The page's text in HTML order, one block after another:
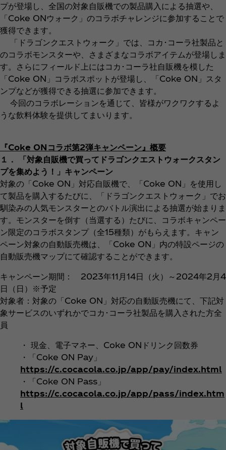
プが登場し、全国の対象自販機での製品購入による抽選や、
「Coke ONウォーク」のコラボチャレンジに参加することで
獲得できます。
「ドラゴンクエストウォーク」では、コカ･コーラ社製品と
のコラボモンスターや、さまざまなコラボアイテムが登場しま
す。さらにフィールド上にはコカ･コーラ社自販機を模した
「Coke ON」コラボスポットが登場し、「Coke ON」スタ
ンプなどが獲得できる抽選に参加できます。
今回のコラボレーションを通じて、皆様がワクワクするよ
うな飲料体験を提供してまいります。
『Coke ONコラボ第2弾キャンペーン』概要
１． 「対象自販機で買ってドラゴンクエストウォークスタン
プを集めよう！」キャンペーン
対象の「Coke ON」対応自販機で、「Coke ON」を使用し
て製品を購入するたびに、「ドラゴンクエストウォーク」でお
馴染みの人気モンスターとのバトル演出による抽選が始まりま
す。モンスターを倒す（当選する）たびに、コラボキャンペー
ン限定のコラボスタンプ（全15種類）がもらえます。キャン
ペーン対象の自動販売機は、「Coke ON」内の特設ページの
自動販売機マップにて確認することができます。
キャンペーン期間： 2023年11月14日（火）～2024年2月4
日（日）※予定
対象者：対象の「Coke ON」対応の自動販売機にて、下記対
象サービスのいずれかでコカ･コーラ社製品を購入された方全
員
・ 現金、電子マネー、Coke ONドリンク回数券
・「Coke ON Pay」
https://c.cocacola.co.jp/app/pay/index.html
・「Coke ON Pass」
https://c.cocacola.co.jp/app/pass/index.htm
l